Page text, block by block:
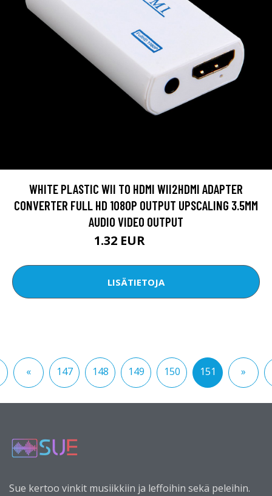
WHITE PLASTIC WII TO HDMI WII2HDMI ADAPTER
CONVERTER FULL HD 1080P OUTPUT UPSCALING 3.5MM
AUDIO VIDEO OUTPUT
1.32 EUR
LISÄTIETOJA
« 147 148 149 150 151 »
Sue kertoo vinkit musiikkiin ja leffoihin sekä peleihin.